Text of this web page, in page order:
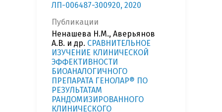
ЛП-006487-300920, 2020
Публикации
Ненашева Н.М., Аверьянов
А.В. и др. СРАВНИТЕЛЬНОЕ
ИЗУЧЕНИЕ КЛИНИЧЕСКОЙ
ЭФФЕКТИВНОСТИ
БИОАНАЛОГИЧНОГО
ПРЕПАРАТА ГЕНОЛАР® ПО
РЕЗУЛЬТАТАМ
РАНДОМИЗИРОВАННОГО
КЛИНИЧЕСКОГО